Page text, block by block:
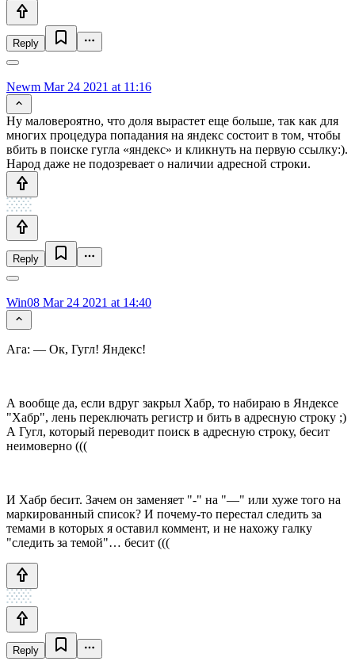
Reply
Newm Mar 24 2021 at 11:16
Ну маловероятно, что доля вырастет еще больше, так как для
многих процедура попадания на яндекс состоит в том, чтобы
вбить в поиске гугла «яндекс» и кликнуть на первую ссылку:).
Народ даже не подозревает о наличии адресной строки.
Reply
Win08 Mar 24 2021 at 14:40
Ага: — Ок, Гугл! Яндекс!
А вообще да, если вдруг закрыл Хабр, то набираю в Яндексе
"Хабр", лень переключать регистр и бить в адресную строку ;)
А Гугл, который переводит поиск в адресную строку, бесит
неимоверно (((
И Хабр бесит. Зачем он заменяет "-" на "—" или хуже того на
маркированный список? И почему-то перестал следить за
темами в которых я оставил коммент, и не нахожу галку
"следить за темой"… бесит (((
Reply